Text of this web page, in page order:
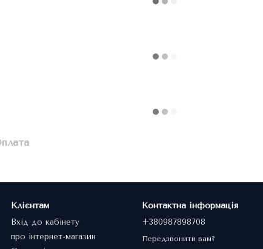
Клієнтам
Вхід до кабінету
про інтернет-магазин
Контактна інформація
+380987898708
Передзвонити вам?